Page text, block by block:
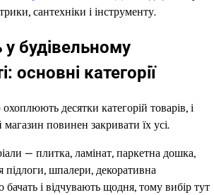
сантехніки і інструменту.
будівельному
основні категорії
десятки категорій товарів, і
повинен закривати їх усі.
— плитка, ламінат, паркетна дошка,
підлоги, шпалери, декоративна
і відчувають щодня, тому вибір тут